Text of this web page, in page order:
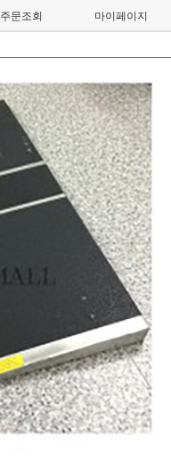
주문조회 마이페이지